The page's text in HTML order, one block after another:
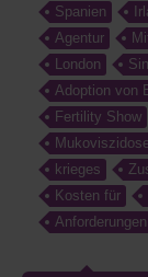
Spanien
Agentur
London
Adoption von
Fertility Show
krieges
Kosten für